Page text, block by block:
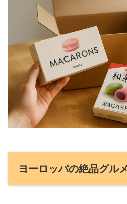
ヨーロッパの絶品グル